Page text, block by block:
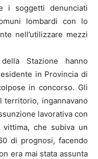
i soggetti denunciati
lombardi con lo
nell’utilizzare mezzi
Stazione hanno
in Provincia di
in concorso. Gli
territorio, ingannavano
lavorativa con
vittima, che subiva un
di prognosi, facendo
era mai stata assunta